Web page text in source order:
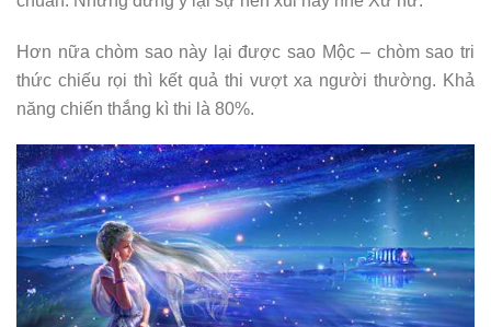
Hơn nữa chòm sao này lại được sao Mộc – chòm sao tri
thức chiếu rọi thì kết quả thi vượt xa người thường. Khả
năng chiến thắng kì thi là 80%.